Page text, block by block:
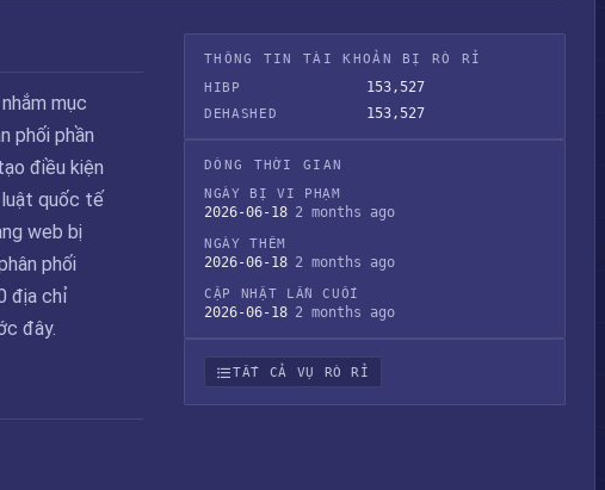
mục
phối phần
điều kiện
quốc tế
web bị
phối
địa chỉ
đây.
THÔNG TIN TÀI KHOẢN BỊ RÒ RỈ
HIBP
153,527
DEHASHED 153,527
DÒNG THỜI GIAN
NGÀY BỊ VI PHẠM
2026-06-18 2 months ago
NGÀY THÊM
2026-06-18 2 months ago
CẬP NHẬT LẦN CUỐI
2026-06-18 2 months ago
TẤT CẢ VỤ RÒ RỈ